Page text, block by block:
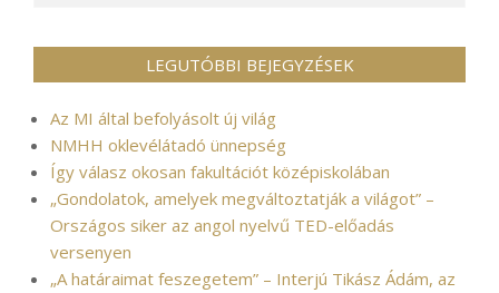
LEGUTÓBBI BEJEGYZÉSEK
Az MI által befolyásolt új világ
NMHH oklevélátadó ünnepség
Így válasz okosan fakultációt középiskolában
„Gondolatok, amelyek megváltoztatják a világot” –
Országos siker az angol nyelvű TED-előadás
versenyen
„A határaimat feszegetem” – Interjú Tikász Ádám, az